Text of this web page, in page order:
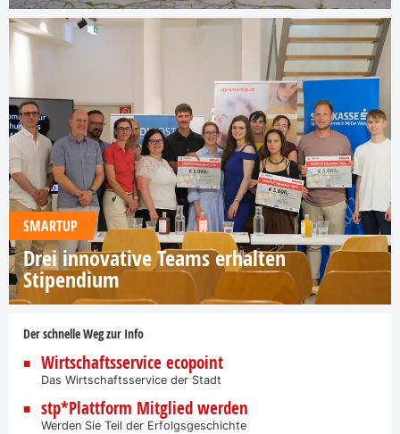
SMARTUP
Drei innovative Teams erhalten
Stipendium
Der schnelle Weg zur Info
Wirtschaftsservice ecopoint
Das Wirtschaftsservice der Stadt
stp*Plattform Mitglied werden
Werden Sie Teil der Erfolgsgeschichte